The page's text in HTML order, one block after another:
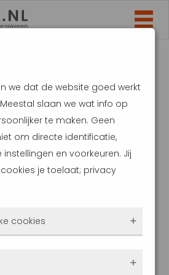
VAKER
BIJ
biedt je als
om je huidige
rente mee te
woning. Dit kan
je huidige rente lager
In het
we dat de website goed werkt
slaan we wat info op
te maken. Geen
om directe identificatie,
en voorkeuren. Jij
je toelaat; privacy
cookies